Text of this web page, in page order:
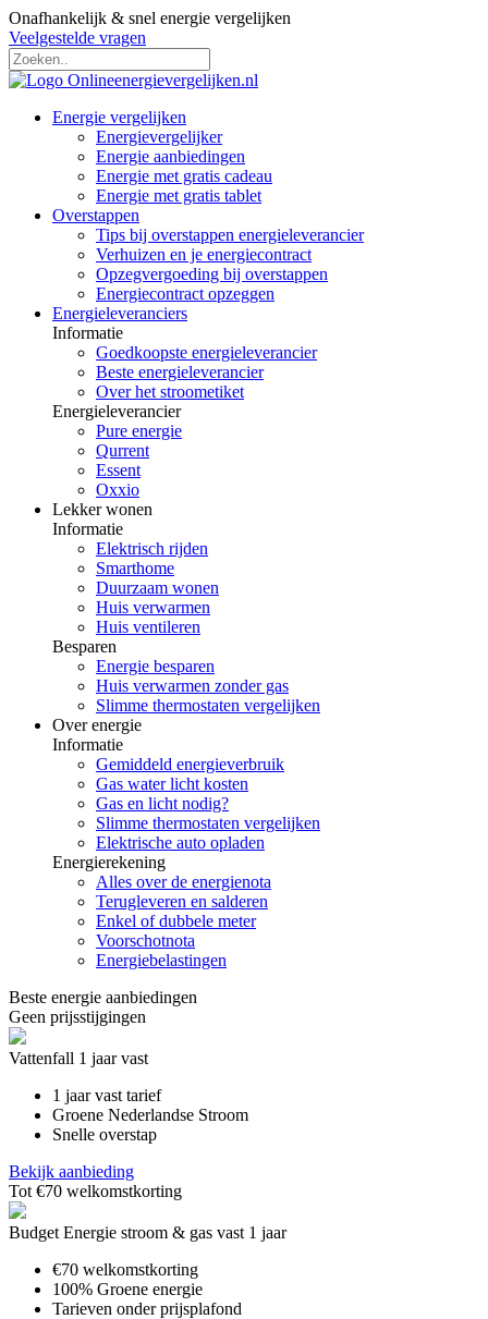
Onafhankelijk & snel energie vergelijken
Veelgestelde vragen
Energie vergelijken
Energievergelijker
Energie aanbiedingen
Energie met gratis cadeau
Energie met gratis tablet
Overstappen
Tips bij overstappen energieleverancier
Verhuizen en je energiecontract
Opzegvergoeding bij overstappen
Energiecontract opzeggen
Energieleveranciers
Informatie
Goedkoopste energieleverancier
Beste energieleverancier
Over het stroometiket
Energieleverancier
Pure energie
Qurrent
Essent
Oxxio
Lekker wonen
Informatie
Elektrisch rijden
Smarthome
Duurzaam wonen
Huis verwarmen
Huis ventileren
Besparen
Energie besparen
Huis verwarmen zonder gas
Slimme thermostaten vergelijken
Over energie
Informatie
Gemiddeld energieverbruik
Gas water licht kosten
Gas en licht nodig?
Slimme thermostaten vergelijken
Elektrische auto opladen
Energierekening
Alles over de energienota
Terugleveren en salderen
Enkel of dubbele meter
Voorschotnota
Energiebelastingen
Beste energie aanbiedingen
Geen prijsstijgingen
Vattenfall 1 jaar vast
1 jaar vast tarief
Groene Nederlandse Stroom
Snelle overstap
Bekijk aanbieding
Tot €70 welkomstkorting
Budget Energie stroom & gas vast 1 jaar
€70 welkomstkorting
100% Groene energie
Tarieven onder prijsplafond